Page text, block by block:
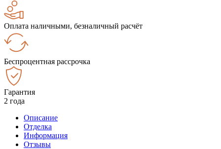
Оплата наличными, безналичный расчёт
Беспроцентная рассрочка
Гарантия
2 года
Описание
Отделка
Информация
Отзывы